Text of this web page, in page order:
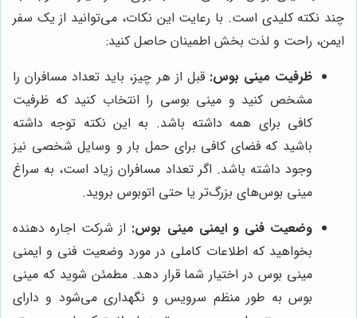
چند نکته کلیدی است. با رعایت این نکات، می‌توانید از یک سفر
ایمن، راحت و لذت بخش اطمینان حاصل کنید:
ظرفیت مینی بوس: قبل از هر چیز، باید تعداد مسافران را
مشخص کنید و مینی بوسی را انتخاب کنید که ظرفیت
کافی برای همه داشته باشد. به این نکته توجه داشته
باشید که فضای کافی برای حمل بار و وسایل شخصی نیز
وجود داشته باشد. اگر تعداد مسافران زیاد است، به سراغ
مینی بوس‌های بزرگ‌تر یا حتی اتوبوس بروید.
وضعیت فنی و ایمنی مینی بوس: از شرکت اجاره دهنده
بخواهید که اطلاعات کاملی در مورد وضعیت فنی و ایمنی
مینی بوس در اختیار شما قرار دهد. مطمئن شوید که مینی
بوس به طور منظم سرویس و نگهداری می‌شود و دارای